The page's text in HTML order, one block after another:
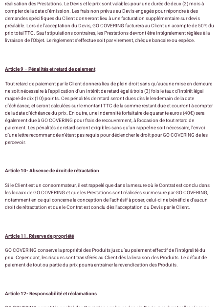
réalisation des Prestations. Le Devis et le prix sont valables pour une durée de deux (2) mois à
compter de la date d’émission. Les frais non prévus au Devis engagés pour répondre à des
demandes spécifiques du Client donneront lieu à une facturation supplémentaire sur devis
préalable. Lors de l’acceptation du Devis, GO COVERING facturera au Client un acompte de 50% du
prix total TTC. Sauf stipulations contraires, les Prestations devront être intégralement réglées à la
livraison de l’Objet. Le règlement s’effectue soit par virement, chèque bancaire ou espèce.
Article 9 – Pénalités et retard de paiement
Tout retard de paiement par le Client donnera lieu de plein droit sans qu’aucune mise en demeure
ne soit nécessaire à l’application d’un intérêt de retard égal à trois (3) fois le taux d’intérêt légal
majoré de dix (10) points. Ces pénalités de retard seront dues dès le lendemain de la date
d’échéance, et seront calculées sur le montant TTC de la somme restant due et courront à compter
de la date d’échéance du prix. En outre, une indemnité forfaitaire de quarante euros (40€) sera
également due à GO COVERING pour frais de recouvrement, à l’occasion de tout retard de
paiement. Les pénalités de retard seront exigibles sans qu’un rappel ne soit nécessaire, l’envoi
d’une lettre recommandée n’étant pas requis pour déclencher le droit pour GO COVERING de les
percevoir.
Article 10- Absence de droit de rétractation
Si le Client est un consommateur, il est rappelé que dans la mesure où le Contrat est conclu dans
les locaux de GO COVERING et que les Prestations sont réalisées sur mesure par GO COVERING,
notamment en ce qui concerne la conception de l’adhésif à poser, celui-ci ne bénéficie d’aucun
droit de rétractation et que le Contrat est conclu dès l’acceptation du Devis par le Client.
Article 11. Réserve de propriété
GO COVERING conserve la propriété des Produits jusqu’au paiement effectif de l’intégralité du
prix. Cependant, les risques sont transférés au Client dès la livraison des Produits. Le défaut de
paiement de tout ou partie du prix pourra entrainer la revendication des Produits.
Article 12- Responsabilité et réclamations